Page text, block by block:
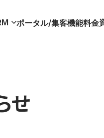
ポータル/集客機能料金
せ